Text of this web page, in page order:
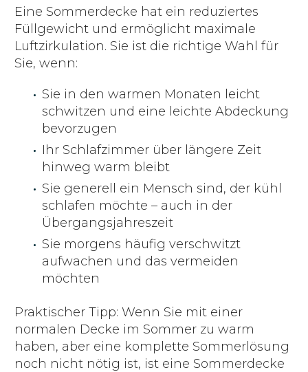
Eine Sommerdecke hat ein reduziertes
Füllgewicht und ermöglicht maximale
Luftzirkulation. Sie ist die richtige Wahl für
Sie, wenn:
Sie in den warmen Monaten leicht
schwitzen und eine leichte Abdeckung
bevorzugen
Ihr Schlafzimmer über längere Zeit
hinweg warm bleibt
Sie generell ein Mensch sind, der kühl
schlafen möchte – auch in der
Übergangsjahreszeit
Sie morgens häufig verschwitzt
aufwachen und das vermeiden
möchten
Praktischer Tipp: Wenn Sie mit einer
normalen Decke im Sommer zu warm
haben, aber eine komplette Sommerlösung
noch nicht nötig ist, ist eine Sommerdecke